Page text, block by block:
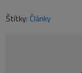
Štítky: Články